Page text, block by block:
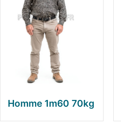
Homme 1m60 70kg